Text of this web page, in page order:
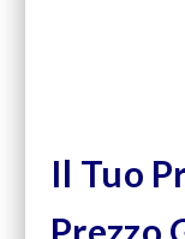
Il Tuo